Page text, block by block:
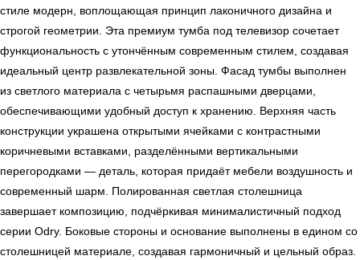
стиле модерн, воплощающая принцип лаконичного дизайна и
строгой геометрии. Эта премиум тумба под телевизор сочетает
функциональность с утончённым современным стилем, создавая
идеальный центр развлекательной зоны. Фасад тумбы выполнен
из светлого материала с четырьмя распашными дверцами,
обеспечивающими удобный доступ к хранению. Верхняя часть
конструкции украшена открытыми ячейками с контрастными
коричневыми вставками, разделёнными вертикальными
перегородками — деталь, которая придаёт мебели воздушность и
современный шарм. Полированная светлая столешница
завершает композицию, подчёркивая минималистичный подход
серии Odry. Боковые стороны и основание выполнены в едином со
столешницей материале, создавая гармоничный и цельный образ.